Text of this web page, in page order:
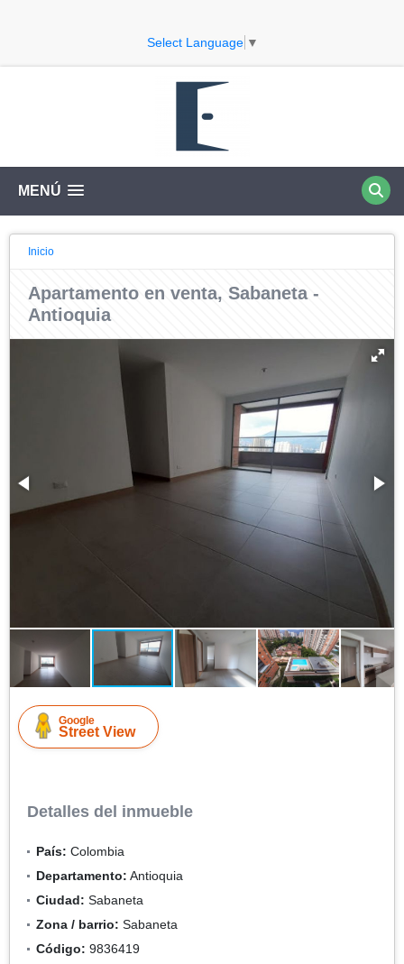
Select Language ▼
MENÚ
Inicio
Apartamento en venta, Sabaneta -
Antioquia
Google
Street View
Detalles del inmueble
País: Colombia
Departamento: Antioquia
Ciudad: Sabaneta
Zona / barrio: Sabaneta
Código: 9836419